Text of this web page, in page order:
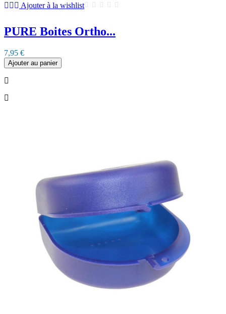
Ajouter à la wishlist
PURE Boites Ortho...
7,95 €
Ajouter au panier